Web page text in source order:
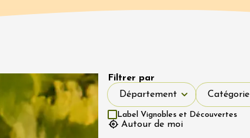
Autour de moi
Filtrer par
Département
Département
Catégorie
Catégorie
Label Vignobles et Découvertes